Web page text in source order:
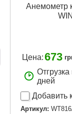
Анемометр
Цена:673
дней
Добавить
Артикул: